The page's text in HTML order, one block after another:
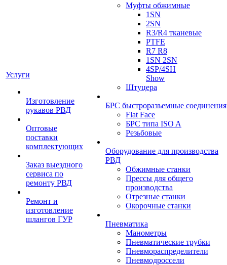
Услуги
Изготовление
рукавов РВД
Оптовые
поставки
комплектующих
Заказ выездного
сервиса по
ремонту РВД
Ремонт и
изготовление
шлангов ГУР
Муфты обжимные
1SN
2SN
R3/R4 тканевые
PTFE
R7 R8
1SN 2SN
4SP/4SH
Show
Штуцера
БРС быстроразъемные соединения
Flat Face
БРС типа ISO A
Резьбовые
Оборудование для производства
РВД
Обжимные станки
Прессы для общего
производства
Отрезные станки
Окорочные станки
Пневматика
Манометры
Пневматические трубки
Пневмораспределители
Пневмодроссели